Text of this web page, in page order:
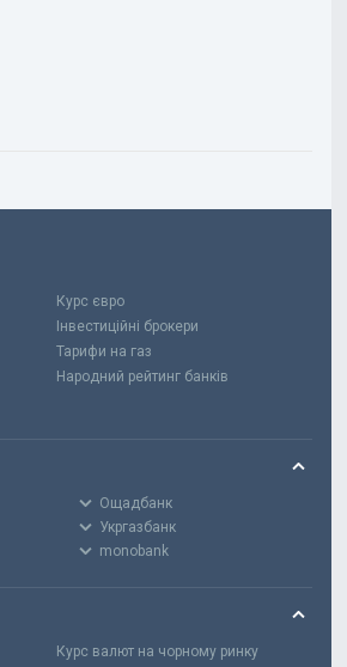
Курс євро
Інвестиційні брокери
Тарифи на газ
Народний рейтинг банків
Ощадбанк
Укргазбанк
monobank
Курс валют на чорному ринку